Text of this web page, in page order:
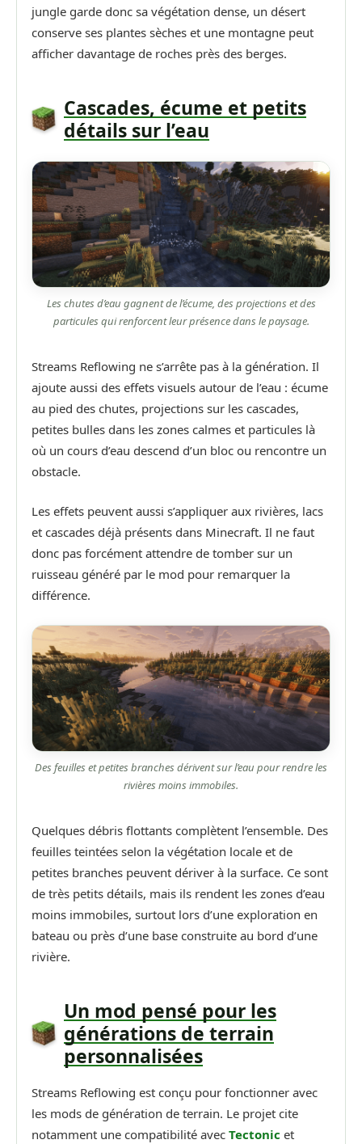
jungle garde donc sa végétation dense, un désert
conserve ses plantes sèches et une montagne peut
afficher davantage de roches près des berges.
Cascades, écume et petits
détails sur l’eau
Les chutes d’eau gagnent de l’écume, des projections et des
particules qui renforcent leur présence dans le paysage.
Streams Reflowing ne s’arrête pas à la génération. Il
ajoute aussi des effets visuels autour de l’eau : écume
au pied des chutes, projections sur les cascades,
petites bulles dans les zones calmes et particules là
où un cours d’eau descend d’un bloc ou rencontre un
obstacle.
Les effets peuvent aussi s’appliquer aux rivières, lacs
et cascades déjà présents dans Minecraft. Il ne faut
donc pas forcément attendre de tomber sur un
ruisseau généré par le mod pour remarquer la
différence.
Des feuilles et petites branches dérivent sur l’eau pour rendre les
rivières moins immobiles.
Quelques débris flottants complètent l’ensemble. Des
feuilles teintées selon la végétation locale et de
petites branches peuvent dériver à la surface. Ce sont
de très petits détails, mais ils rendent les zones d’eau
moins immobiles, surtout lors d’une exploration en
bateau ou près d’une base construite au bord d’une
rivière.
Un mod pensé pour les
générations de terrain
personnalisées
Streams Reflowing est conçu pour fonctionner avec
les mods de génération de terrain. Le projet cite
notamment une compatibilité avec Tectonic et